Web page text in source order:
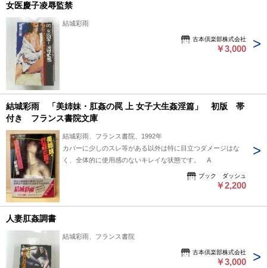
女医慶子凌辱監禁
結城彩雨
古本倶楽部株式会社
￥3,000
結城彩雨 「美姉妹・肛姦の罠 上 女子大生姦淫篇」 初版 帯
付き フランス書院文庫
結城彩雨、フランス書院、1992年
カバーに少しのスレ等がある以外は特に目立つダメージはな
く、全体的に使用感のないキレイな状態です。 A
ブック ダッシュ
￥2,200
人妻肛姦調書
結城彩雨、フランス書院
古本倶楽部株式会社
￥3,000